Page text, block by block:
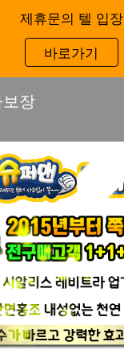
제휴문의 텔 입장
바로가기
장